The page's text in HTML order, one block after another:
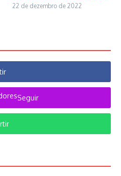
22 de dezembro de 2022
Seguir